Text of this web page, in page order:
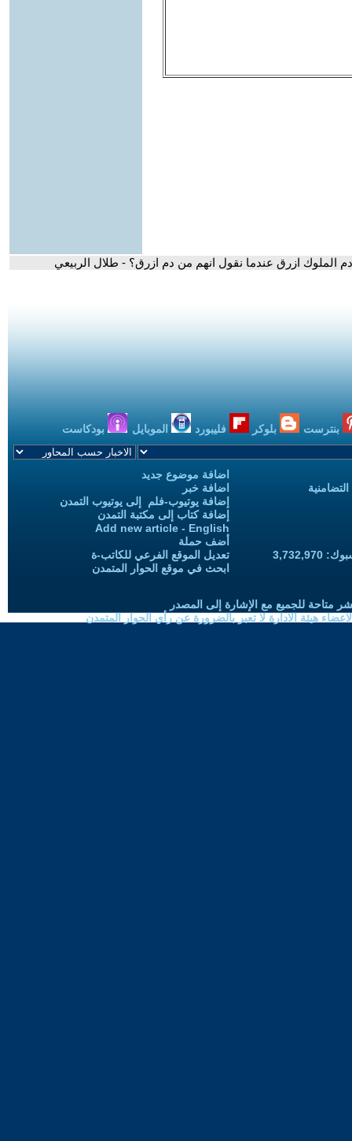
الملوك ازرق عندما نقول انهم من دم ازرق؟ - طلال الربيعي
بنترست بلوكر فليبورد الموبايل بودكاست
اضافة موضوع جديد
اضافة خبر
إضافة يوتيوب-فلم إلى يوتيوب التمدن
إضافة كتاب إلى مكتبة التمدن
Add new article - English
أضف حملة
تعديل الموقع الفرعي للكاتب-ة
ابحث في موقع الحوار المتمدن
متاحة للجميع مع الإشارة إلى المصدر
هيئة الادارة لا تعبر بالضرورة عن رأي الحوار المتمدن